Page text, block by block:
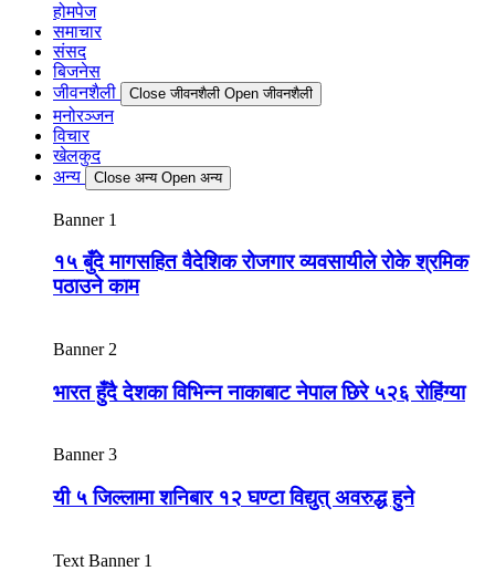
होमपेज
समाचार
संसद
बिजनेस
जीवनशैली
Close जीवनशैली Open जीवनशैली
मनोरञ्जन
विचार
खेलकुद
अन्य
Close अन्य Open अन्य
Banner 1
१५ बुँदे मागसहित वैदेशिक रोजगार व्यवसायीले रोके श्रमिक
पठाउने काम
Banner 2
भारत हुँदै देशका विभिन्न नाकाबाट नेपाल छिरे ५२६ रोहिंग्या
Banner 3
यी ५ जिल्लामा शनिबार १२ घण्टा विद्युत् अवरुद्ध हुने
Text Banner 1